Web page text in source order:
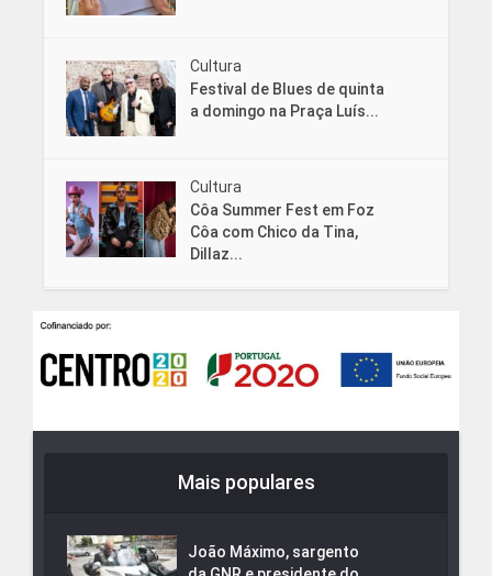
Cultura
Festival de Blues de quinta
a domingo na Praça Luís...
Cultura
Côa Summer Fest em Foz
Côa com Chico da Tina,
Dillaz...
Mais populares
João Máximo, sargento